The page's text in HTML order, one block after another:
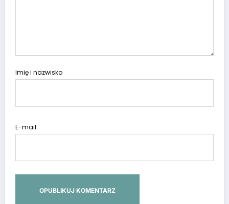
Imię i nazwisko
E-mail